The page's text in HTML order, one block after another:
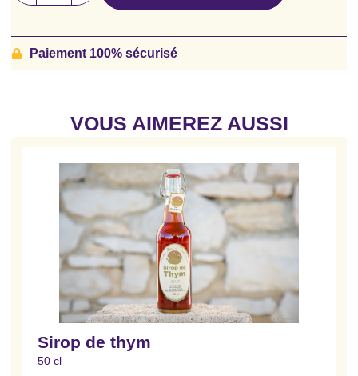
Paiement 100% sécurisé
VOUS AIMEREZ AUSSI
Sirop de thym
50 cl